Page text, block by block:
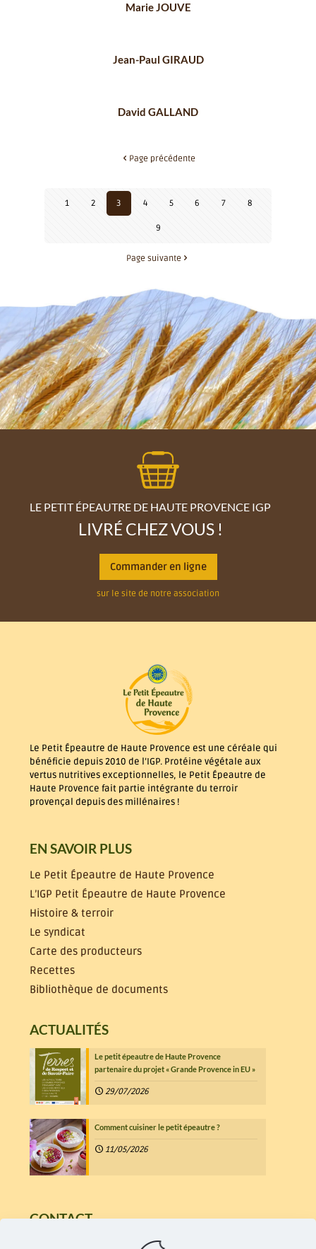
Marie JOUVE
Jean-Paul GIRAUD
David GALLAND
Page précédente
1 2 3 4 5 6 7 8
9
Page suivante
LE PETIT ÉPEAUTRE DE HAUTE PROVENCE IGP
LIVRÉ CHEZ VOUS !
Commander en ligne
sur le site de notre association
Le Petit Épeautre de Haute Provence est une céréale qui
bénéficie depuis 2010 de l’IGP. Protéine végétale aux
vertus nutritives exceptionnelles, le Petit Épeautre de
Haute Provence fait partie intégrante du terroir
provençal depuis des millénaires !
EN SAVOIR PLUS
Le Petit Épeautre de Haute Provence
L’IGP Petit Épeautre de Haute Provence
Histoire & terroir
Le syndicat
Carte des producteurs
Recettes
Bibliothèque de documents
ACTUALITÉS
Le petit épeautre de Haute Provence
partenaire du projet « Grande Provence in EU »
29/07/2026
Comment cuisiner le petit épeautre ?
11/05/2026
CONTACT